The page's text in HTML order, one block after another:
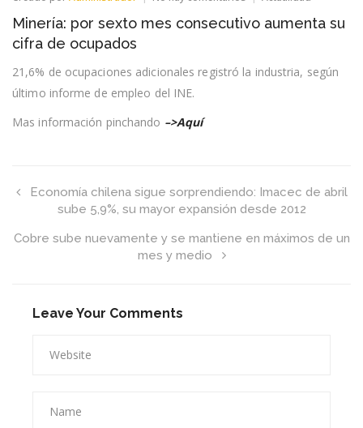
por
consecutivo
aumenta
Minería: por sexto mes consecutivo aumenta su
cifra de ocupados
21,6% de ocupaciones adicionales registró la industria, según
último informe de empleo del INE.
Mas información pinchando –>Aquí
Economía chilena sigue sorprendiendo: Imacec de abril
sube 5,9%, su mayor expansión desde 2012
Cobre sube nuevamente y se mantiene en máximos de un
mes y medio
Leave Your Comments